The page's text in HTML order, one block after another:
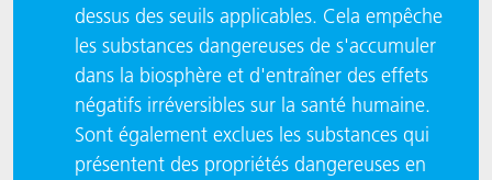
dessus des seuils applicables. Cela empêche
les substances dangereuses de s'accumuler
dans la biosphère et d'entraîner des effets
négatifs irréversibles sur la santé humaine.
Sont également exclues les substances qui
présentent des propriétés dangereuses en